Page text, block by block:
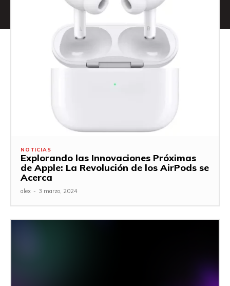
NOTICIAS
Explorando las Innovaciones Próximas
de Apple: La Revolución de los AirPods se
Acerca
alex - 3 marzo, 2024